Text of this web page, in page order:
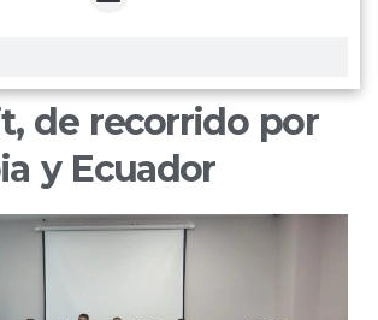
de recorrido por
y Ecuador